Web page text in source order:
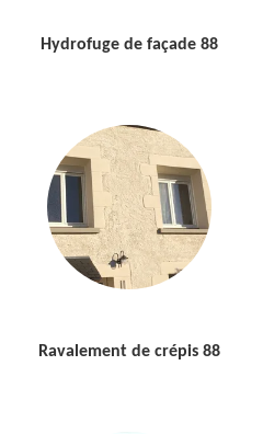
Hydrofuge de façade 88
Ravalement de crépis 88